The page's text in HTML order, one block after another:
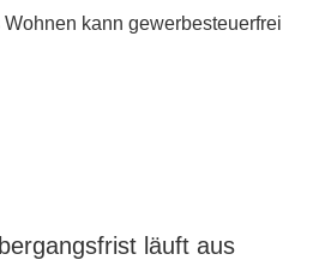
kann gewerbesteuerfrei
läuft aus